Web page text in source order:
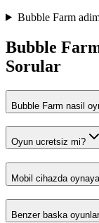
Bubble Farm
Bubble
Sorular
Bubble Farm nasil
Oyun ucretsiz mi?
Mobil cihazda
Benzer baska